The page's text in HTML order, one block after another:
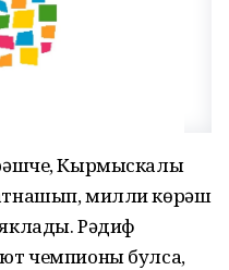
Кырмыскалы
милли көрәш
Рәдиф
чемпионы булса,